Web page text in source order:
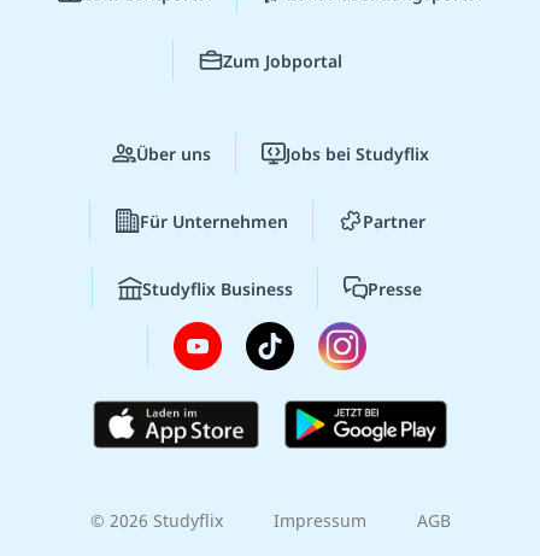
Zum Jobportal
Über uns Jobs bei Studyflix
Für Unternehmen Partner
Studyflix Business Presse
© 2026 Studyflix Impressum AGB